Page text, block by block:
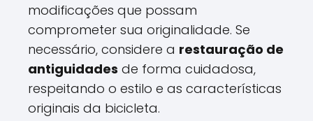
modificações que possam
comprometer sua originalidade. Se
necessário, considere a restauração de
antiguidades de forma cuidadosa,
respeitando o estilo e as características
originais da bicicleta.